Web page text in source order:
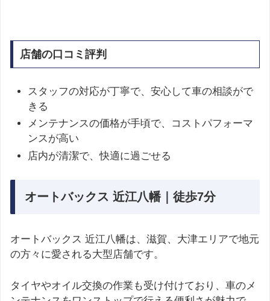
店舗の口コミ評判
スタッフの対応が丁寧で、安心して車の相談がで
きる
メンテナンスの価格が手頃で、コストパフォーマ
ンスが高い
店内が清潔で、快適に過ごせる
オートバックス 近江八幡｜徒歩7分
オートバックス 近江八幡は、滋賀、大津エリアで地元
の方々に愛される大型店舗です。
タイヤやオイル交換の作業も受け付けており、車のメ